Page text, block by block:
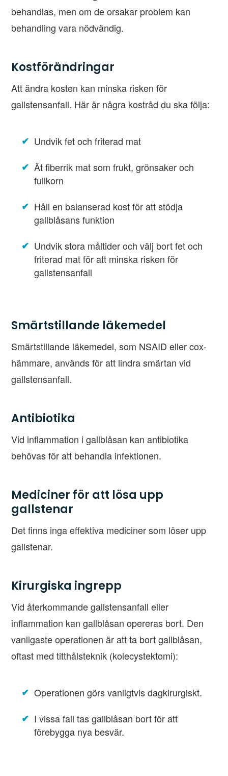
behandlas, men om de orsakar problem kan
behandling vara nödvändig.
Kostförändringar
Att ändra kosten kan minska risken för
gallstensanfall. Här är några kostråd du ska följa:
Undvik fet och friterad mat
Ät fiberrik mat som frukt, grönsaker och
fullkorn
Håll en balanserad kost för att stödja
gallblåsans funktion
Undvik stora måltider och välj bort fet och
friterad mat för att minska risken för
gallstensanfall
Smärtstillande läkemedel
Smärtstillande läkemedel, som NSAID eller cox-
hämmare, används för att lindra smärtan vid
gallstensanfall.
Antibiotika
Vid inflammation i gallblåsan kan antibiotika
behövas för att behandla infektionen.
Mediciner för att lösa upp
gallstenar
Det finns inga effektiva mediciner som löser upp
gallstenar.
Kirurgiska ingrepp
Vid återkommande gallstensanfall eller
inflammation kan gallblåsan opereras bort. Den
vanligaste operationen är att ta bort gallblåsan,
oftast med titthålsteknik (kolecystektomi):
Operationen görs vanligtvis dagkirurgiskt.
I vissa fall tas gallblåsan bort för att
förebygga nya besvär.